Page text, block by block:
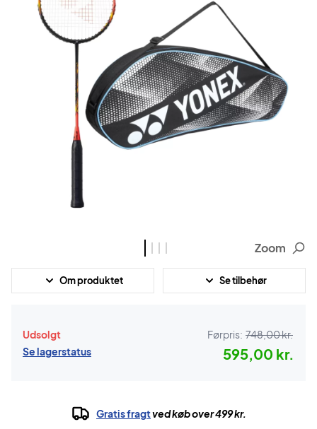
Zoom
Om produktet Se tilbehør
Udsolgt
Se lagerstatus
Førpris: 748,00 kr.
595,00 kr.
Gratis fragtved køb over 499 kr.